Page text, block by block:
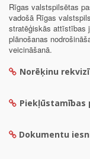
Rīgas valstspilsētas
vadošā Rīgas
stratēģiskās attīstības
plānošanas
veicināšanā.
Norēķinu
Piekļūstamības
Dokumentu